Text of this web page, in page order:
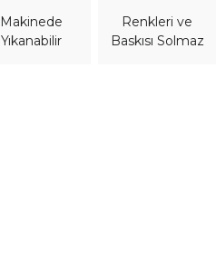
Makinede
Yıkanabilir
Renkleri ve
Baskısı Solmaz